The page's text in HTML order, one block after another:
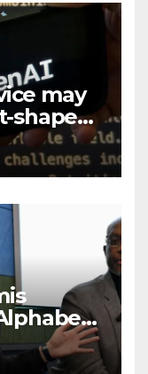
may
shaped